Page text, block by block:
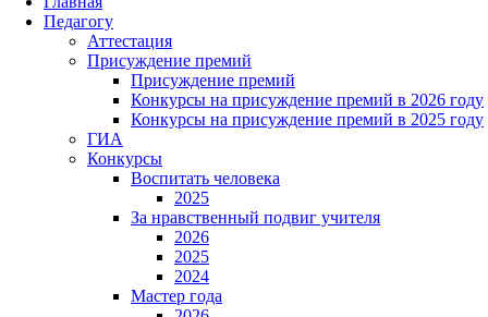
Педагогу
Аттестация
Присуждение премий
Присуждение премий
Конкурсы на присуждение премий в 2026 году
Конкурсы на присуждение премий в 2025 году
ГИА
Конкурсы
Воспитать человека
2025
За нравственный подвиг учителя
2026
2025
2024
Мастер года